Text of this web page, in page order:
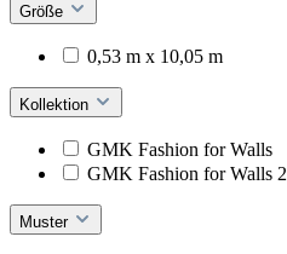
Größe
0,53 m x 10,05 m
Kollektion
GMK Fashion for Walls
GMK Fashion for Walls 2
Muster